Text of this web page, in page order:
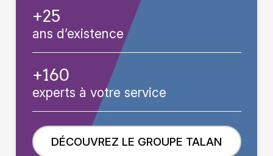
+25
ans d’existence
+160
experts à votre service
DÉCOUVREZ LE GROUPE TALAN